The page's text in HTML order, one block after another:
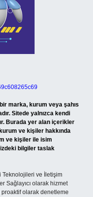
marka, kurum veya şahıs
Sitede yalnızca kendi
Burada yer alan içerikler
ve kişiler hakkında
ve kişiler ile isim
bilgiler taslak
Teknolojileri ve İletişim
Sağlayıcı olarak hizmet
olarak denetleme